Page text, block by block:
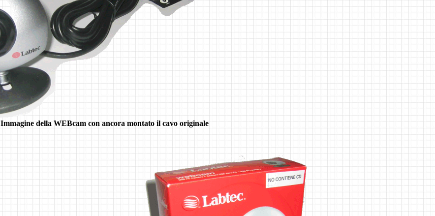
Immagine della WEBcam con ancora montato il cavo originale